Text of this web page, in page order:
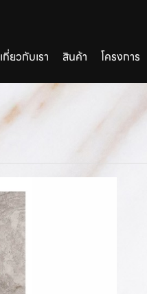
เกี่ยวกับเรา สินค้า โครงการ